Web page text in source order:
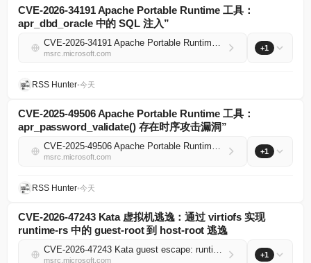
CVE-2026-34191 Apache Portable Runtime 工具：
apr_dbd_oracle 中的 SQL 注入”
CVE-2026-34191 Apache Portable Runtime Utility: SQL Injection in apr_dbd_oracle
msrc.microsoft.com
+1
RSS Hunter•今天
CVE-2025-49506 Apache Portable Runtime 工具：
apr_password_validate() 存在时序攻击漏洞”
CVE-2025-49506 Apache Portable Runtime Utility: apr_password_validate() vulnerable to timing attack
msrc.microsoft.com
+1
RSS Hunter•今天
CVE-2026-47243 Kata 虚拟机逃逸：通过 virtiofs 实现
runtime-rs 中的 guest-root 到 host-root 逃逸
CVE-2026-47243 Kata guest escape: runtime-rs guest-root to host-root escape via virtiofs
msrc.microsoft.com
+1